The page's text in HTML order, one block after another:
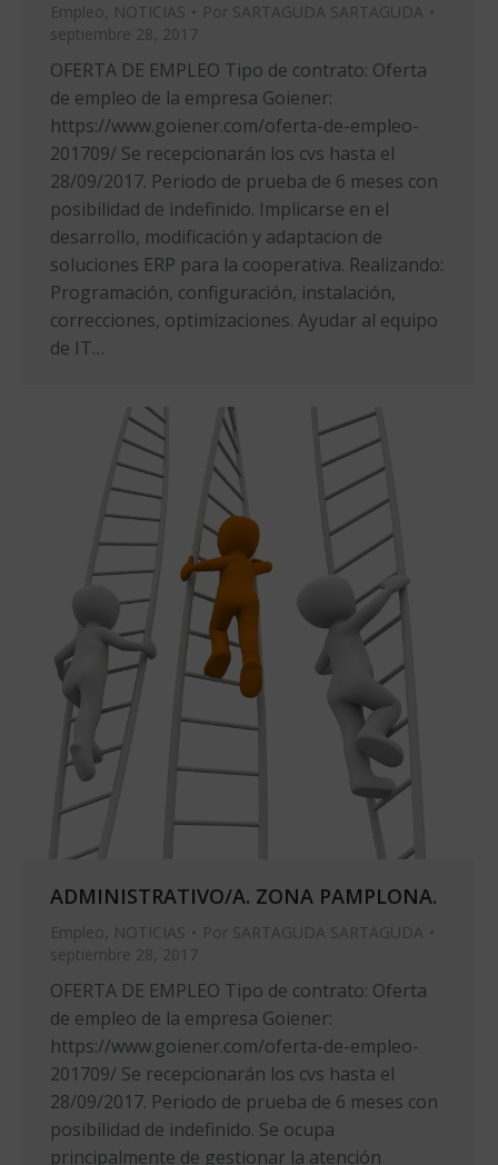
Empleo, NOTICIAS Por SARTAGUDA SARTAGUDA
septiembre 28, 2017
OFERTA DE EMPLEO Tipo de contrato: Oferta
de empleo de la empresa Goiener:
https://www.goiener.com/oferta-de-empleo-
201709/ Se recepcionarán los cvs hasta el
28/09/2017. Periodo de prueba de 6 meses con
posibilidad de indefinido. Implicarse en el
desarrollo, modificación y adaptacion de
soluciones ERP para la cooperativa. Realizando:
Programación, configuración, instalación,
correcciones, optimizaciones. Ayudar al equipo
de IT…
ADMINISTRATIVO/A. ZONA PAMPLONA.
Empleo, NOTICIAS Por SARTAGUDA SARTAGUDA
septiembre 28, 2017
OFERTA DE EMPLEO Tipo de contrato: Oferta
de empleo de la empresa Goiener:
https://www.goiener.com/oferta-de-empleo-
201709/ Se recepcionarán los cvs hasta el
28/09/2017. Periodo de prueba de 6 meses con
posibilidad de indefinido. Se ocupa
principalmente de gestionar la atención